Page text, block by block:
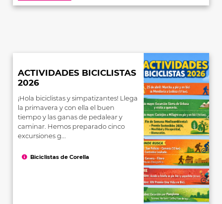
ACTIVIDADES BICICLISTAS
2026
¡Hola biciclistas y simpatizantes! Llega
la primavera y con ella el buen
tiempo y las ganas de pedalear y
caminar. Hemos preparado cinco
excursiones g...
Biciclistas de Corella